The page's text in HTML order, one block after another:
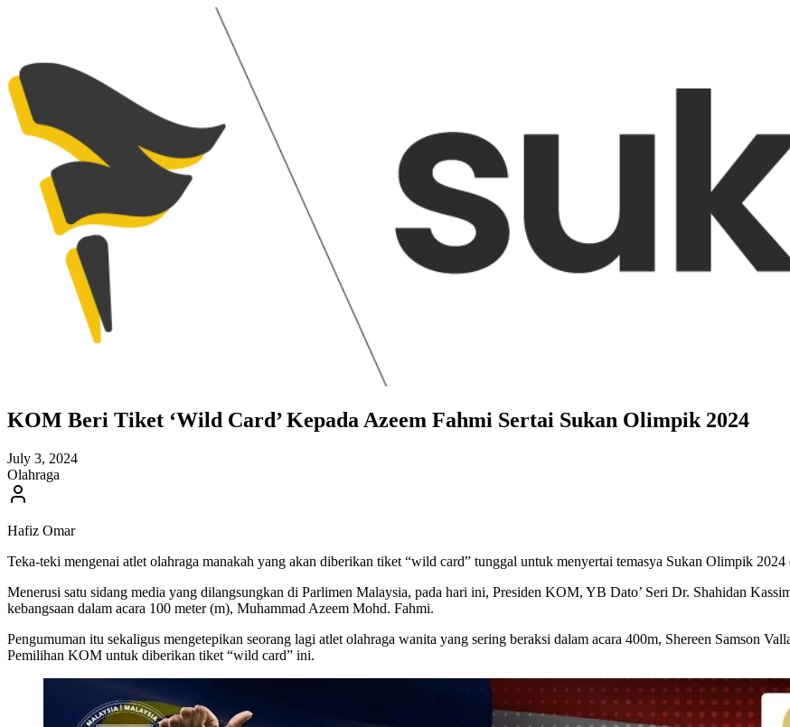
KOM Beri Tiket ‘Wild Card’ Kepada Azeem Fahmi Sertai Sukan Olimpik 2024
July 3, 2024
Olahraga
Hafiz Omar
Teka-teki mengenai atlet olahraga manakah yang akan diberikan tiket “wild card” tunggal untuk menyertai temasya Sukan Olimpik
Menerusi satu sidang media yang dilangsungkan di Parlimen Malaysia, pada hari ini, Presiden KOM, YB Dato’ Seri Dr. Shahidan
kebangsaan dalam acara 100 meter (m), Muhammad Azeem Mohd. Fahmi.
Pengumuman itu sekaligus mengetepikan seorang lagi atlet olahraga wanita yang sering beraksi dalam acara 400m, Shereen Samson
Pemilihan KOM untuk diberikan tiket “wild card” ini.